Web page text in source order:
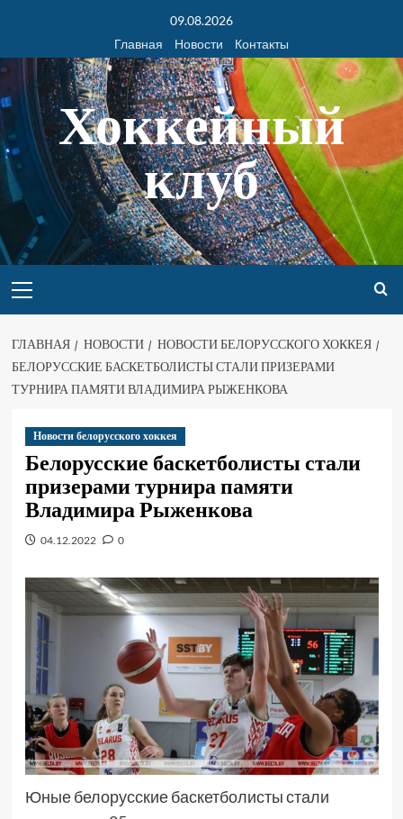
09.08.2026
Главная
Новости Контакты
Хоккейный
клуб
ГЛАВНАЯ НОВОСТИ
НОВОСТИ БЕЛОРУССКОГО ХОККЕЯ
БЕЛОРУССКИЕ БАСКЕТБОЛИСТЫ СТАЛИ ПРИЗЕРАМИ
ТУРНИРА ПАМЯТИ ВЛАДИМИРА РЫЖЕНКОВА
Новости белорусского хоккея
Белорусские баскетболисты стали
призерами турнира памяти
Владимира Рыженкова
04.12.2022 0
Юные белорусские баскетболисты стали